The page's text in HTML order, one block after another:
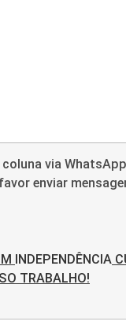
via
enviar
INDEPENDÊNCIA
TRABALHO!